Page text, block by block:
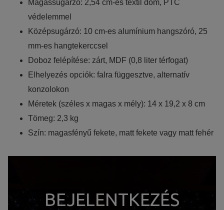
Magassugárzó: 2,54 cm-es textil dóm, PTC
védelemmel
Középsugárzó: 10 cm-es alumínium hangszóró, 25
mm-es hangtekerccsel
Doboz felépítése: zárt, MDF (0,8 liter térfogat)
Elhelyezés opciók: falra függesztve, alternatív
konzolokon
Méretek (széles x magas x mély): 14 x 19,2 x 8 cm
Tömeg: 2,3 kg
Szín: magasfényű fekete, matt fekete vagy matt fehér
BEJELENTKEZÉS